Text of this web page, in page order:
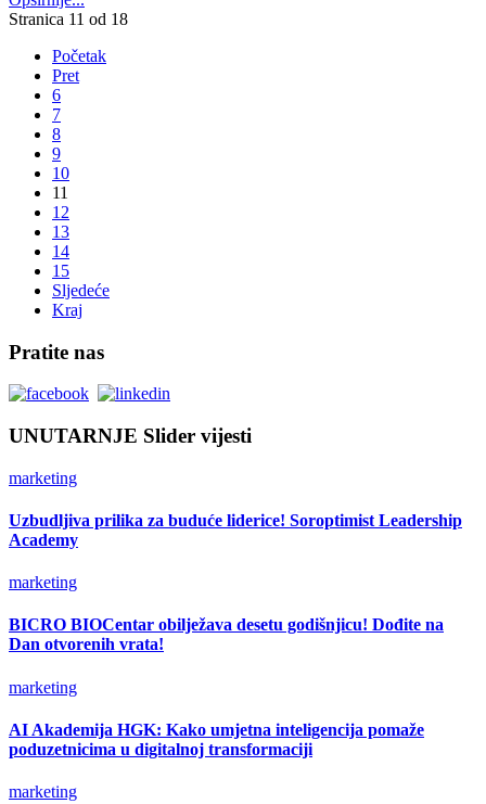
Stranica 11 od 18
Početak
Pret
6
7
8
9
10
11
12
13
14
15
Sljedeće
Kraj
Pratite nas
UNUTARNJE Slider vijesti
marketing
Uzbudljiva prilika za buduće liderice! Soroptimist Leadership
Academy
marketing
BICRO BIOCentar obilježava desetu godišnjicu! Dođite na
Dan otvorenih vrata!
marketing
AI Akademija HGK: Kako umjetna inteligencija pomaže
poduzetnicima u digitalnoj transformaciji
marketing